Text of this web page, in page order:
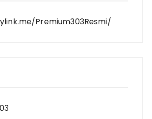
Premium303Resmi/